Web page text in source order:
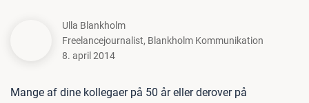
Ulla Blankholm
Freelancejournalist, Blankholm Kommunikation
8. april 2014
Mange af dine kollegaer på 50 år eller derover på